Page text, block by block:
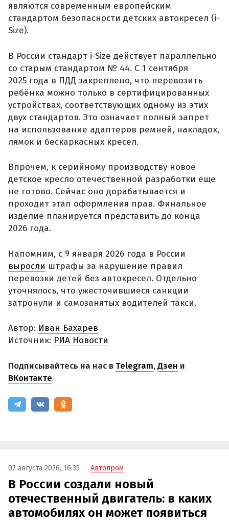
являются современным европейским
стандартом безопасности детских автокресел (i-
Size).
В России стандарт i-Size действует параллельно
со старым стандартом № 44. С 1 сентября
2025 года в ПДД закреплено, что перевозить
ребёнка можно только в сертифицированных
устройствах, соответствующих одному из этих
двух стандартов. Это означает полный запрет
на использование адаптеров ремней, накладок,
лямок и бескаркасных кресел.
Впрочем, к серийному производству новое
детское кресло отечественной разработки еще
не готово. Сейчас оно дорабатывается и
проходит этап оформления прав. Финальное
изделие планируется представить до конца
2026 года.
Напомним, с 9 января 2026 года в России
выросли штрафы за нарушение правил
перевозки детей без автокресел. Отдельно
уточнялось, что ужесточившиеся санкции
затронули и самозанятых водителей такси.
Автор: Иван Бахарев
Источник: РИА Новости
Подписывайтесь на нас в Telegram,Дзен и
ВКонтакте
07 августа 2026, 16:35 Автопром
В России создали новый
отечественный двигатель: в каких
автомобилях он может появиться